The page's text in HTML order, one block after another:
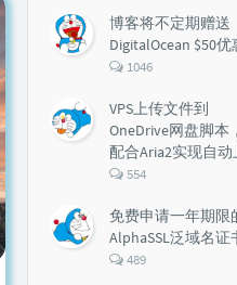
数：
博客将不定期赠送
DigitalOcean $50
评
数：
1046
VPS上传文件到
OneDrive网盘脚本
配合Aria2实现自动
评
数：
554
免费申请一年期限
AlphaSSL泛域名证
评
489